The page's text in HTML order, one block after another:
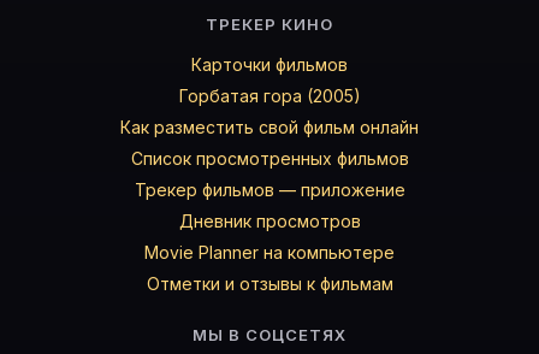
ТРЕКЕР КИНО
Карточки фильмов
Горбатая гора (2005)
Как разместить свой фильм онлайн
Список просмотренных фильмов
Трекер фильмов — приложение
Дневник просмотров
Movie Planner на компьютере
Отметки и отзывы к фильмам
МЫ В СОЦСЕТЯХ